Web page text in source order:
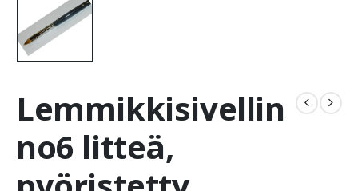
Lemmikkisivellin
no6 litteä,